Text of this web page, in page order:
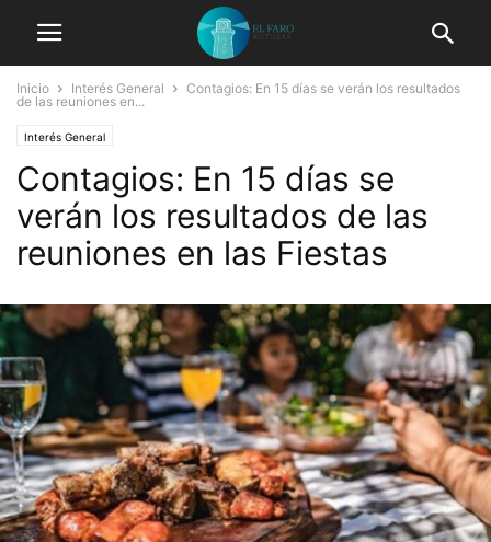
Inicio Interés General
Contagios: En 15 días se verán los resultados
de las reuniones en...
Interés General
Contagios: En 15 días se
verán los resultados de las
reuniones en las Fiestas